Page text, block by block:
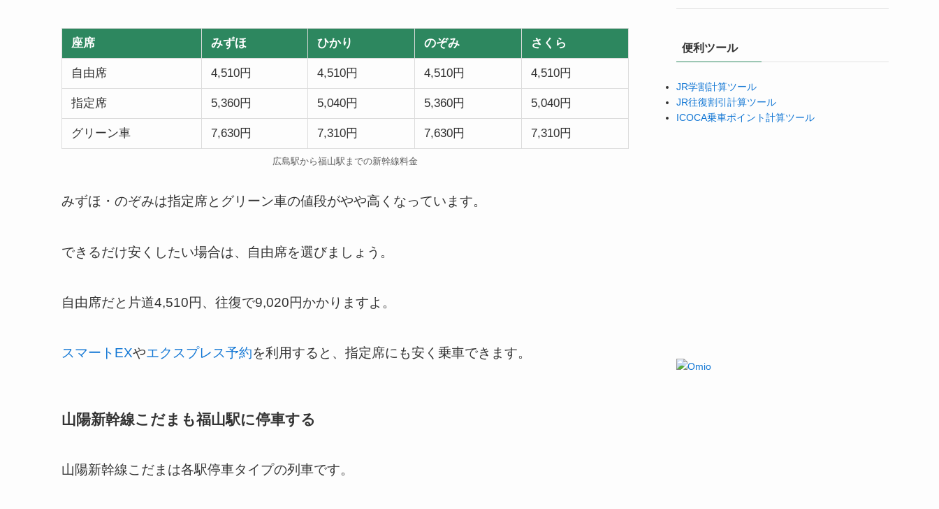
座席 みずほ ひかり のぞみ さくら
自由席 4,510円 4,510円 4,510円 4,510円
指定席 5,360円 5,040円 5,360円 5,040円
グリーン車 7,630円 7,310円 7,630円 7,310円
広島駅から福山駅までの新幹線料金
みずほ・のぞみは指定席とグリーン車の値段がやや高くなっています。
できるだけ安くしたい場合は、自由席を選びましょう。
自由席だと片道4,510円、往復で9,020円かかりますよ。
スマートEXやエクスプレス予約を利用すると、指定席にも安く乗車できます。
山陽新幹線こだまも福山駅に停車する
山陽新幹線こだまは各駅停車タイプの列車です。
便利ツール
JR学割計算ツール
JR往復割引計算ツール
ICOCA乗車ポイント計算ツール